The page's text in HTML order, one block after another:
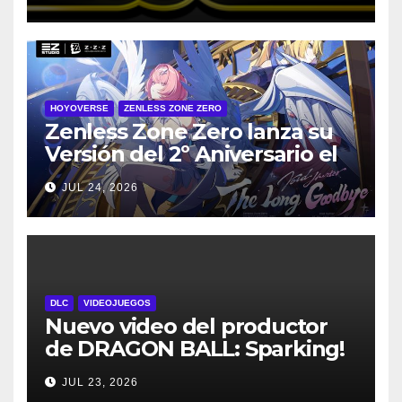
HOYOVERSE ZENLESS ZONE ZERO
Zenless Zone Zero lanza su
Versión del 2º Aniversario el
29 de julio – con regalos para
todos los jugadores y nuevos
personajes
JUL 24, 2026
DLC VIDEOJUEGOS
Nuevo video del productor
de DRAGON BALL: Sparking!
ZERO detalla el Super Limit-
Breaking NEO DLC
JUL 23, 2026